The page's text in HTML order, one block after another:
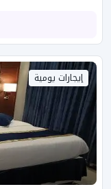
إيجارات يومية